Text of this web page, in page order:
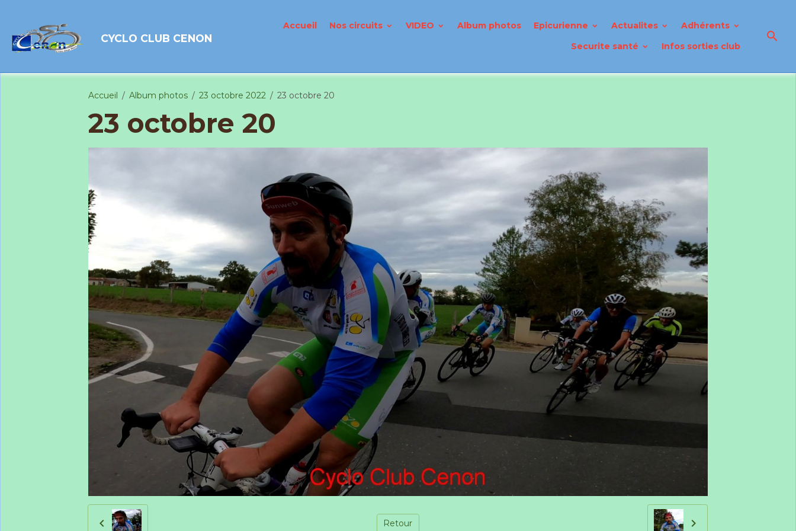
CYCLO CLUB CENON
Accueil Nos circuits VIDEO Album photos Epicurienne Actualites
Adhérents
Securite santé
Infos sorties club
Accueil Album photos 23 octobre 2022 23 octobre 20
23 octobre 20
Retour